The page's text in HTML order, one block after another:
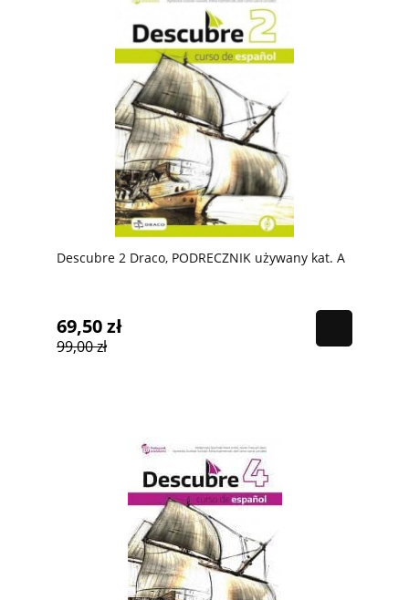
Descubre 2 Draco, PODRECZNIK używany kat. A
69,50 zł
99,00 zł